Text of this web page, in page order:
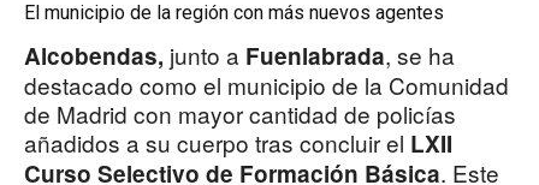
El municipio de la región con más nuevos agentes
Alcobendas, junto a Fuenlabrada, se ha
destacado como el municipio de la Comunidad
de Madrid con mayor cantidad de policías
añadidos a su cuerpo tras concluir el LXII
Curso Selectivo de Formación Básica. Este